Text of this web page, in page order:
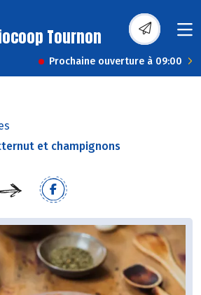
Tournon
Prochaine ouverture à 09:00
et champignons